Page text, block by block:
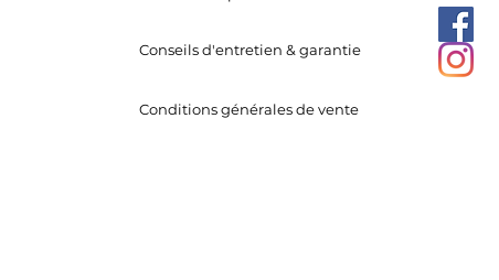
Conseils d'entretien & garantie
Conditions générales de vente